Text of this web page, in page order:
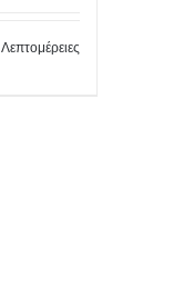
Λεπτομέρειες